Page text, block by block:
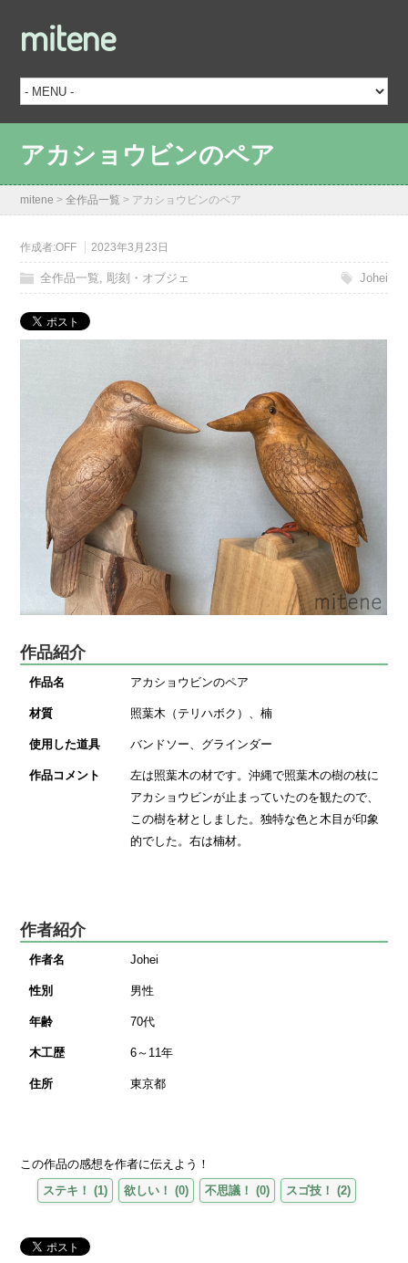
mitene
アカショウビンのペア
mitene >全作品一覧 > アカショウビンのペア
作成者:OFF 2023年3月23日
全作品一覧,彫刻・オブジェ Johei
作品紹介
作品名 アカショウビンのペア
材質 照葉木（テリハボク）、楠
使用した道具 バンドソー、グラインダー
作品コメント
左は照葉木の材です。沖縄で照葉木の樹の枝に
アカショウビンが止まっていたのを観たので、
この樹を材としました。独特な色と木目が印象
的でした。右は楠材。
作者紹介
作者名 Johei
性別 男性
年齢 70代
木工歴 6～11年
住所 東京都
この作品の感想を作者に伝えよう！
ステキ！
(1) 欲しい！ (0) 不思議！ (0) スゴ技！ (2)